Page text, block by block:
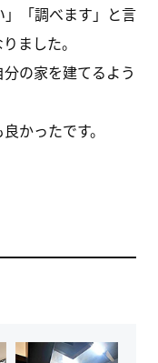
「調べます」と言
ました。
の家を建てるよう
かったです。